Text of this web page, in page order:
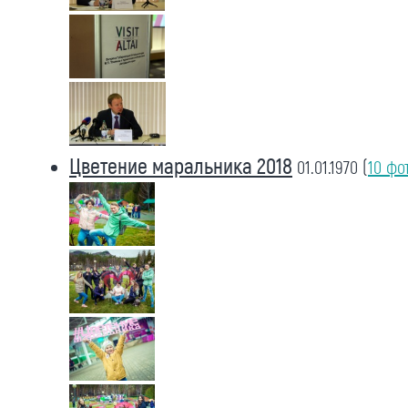
Цветение маральника 2018 01.01.1970 (10